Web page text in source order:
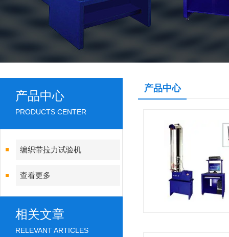
产品中心
PRODUCTS CENTER
编织带拉力试验机
查看更多
相关文章
RELEVANT ARTICLES
产品中心